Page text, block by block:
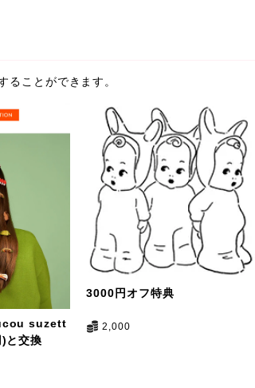
ことができます。
suzett
と交換
3000円オフ特典
2,000